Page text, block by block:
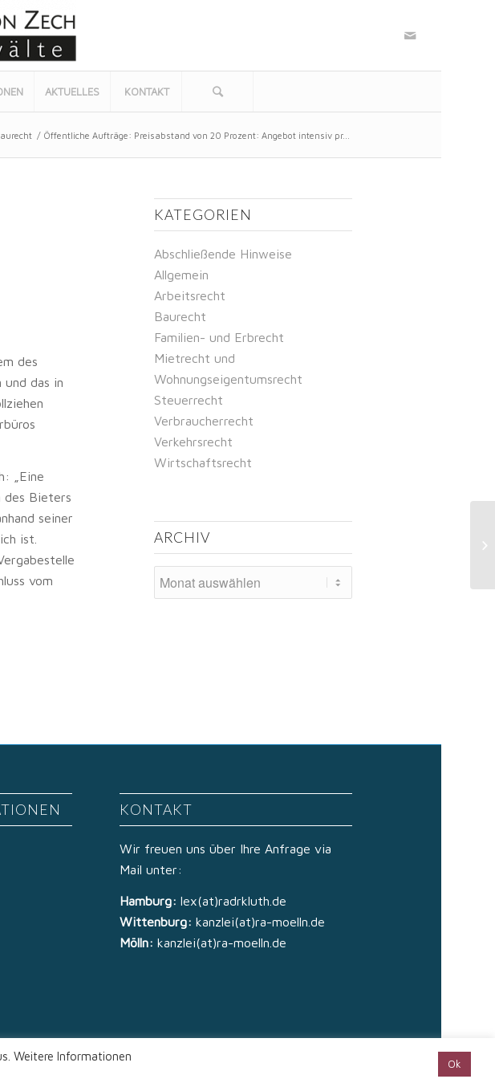
AKTUELLES KONTAKT
/ Öffentliche Aufträge: Preisabstand von 20 Prozent: Angebot intensiv pr...
des
das in
„Eine
des Bieters
seiner
ist.
vom
KATEGORIEN
Abschließende Hinweise
Allgemein
Arbeitsrecht
Baurecht
Familien- und Erbrecht
Mietrecht und
Wohnungseigentumsrecht
Steuerrecht
Verbraucherrecht
Verkehrsrecht
Wirtschaftsrecht
ARCHIV
KONTAKT
Wir freuen uns über Ihre Anfrage via
Mail unter:
Hamburg: lex(at)radrkluth.de
Wittenburg: kanzlei(at)ra-moelln.de
Mölln: kanzlei(at)ra-moelln.de
Weitere Informationen
Ok